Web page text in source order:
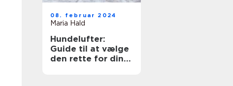
08. februar 2024
Maria Hald
Hundelufter:
Guide til at vælge
den rette for din